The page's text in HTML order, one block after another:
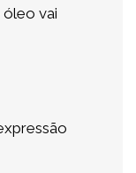
vai